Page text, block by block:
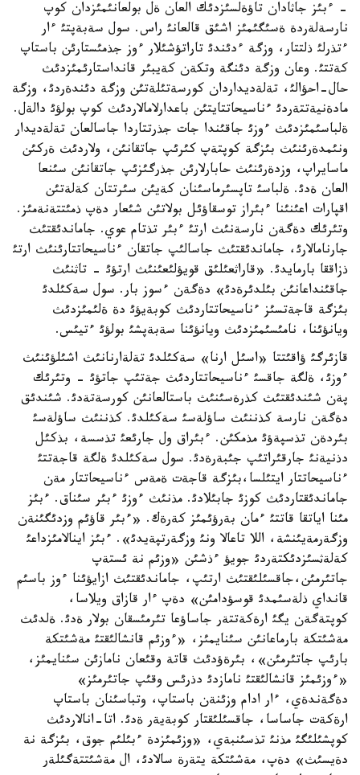
- ءبئز جاثادان تاؤةلسئزدئك العان ةل بولعانئمئزدان كوپ
نارسةلةردة ةسئگئمئز اشئق قالعانئ راس. سول سةبةپتئ ءار
ءتذرلئ ذلتتار، وزگة ءدئندئ تاراتؤشئلار ءوز جذمئستارئن باستاپ
كةتتئ. وعان وزگة دئنگة وتكةن كةيبئر قانداستارئمئزدئث
حال-احؤالئ، تةلةديداردان كورسةتئلةتئن وزگة دئندةردئ، وزگة
مادةنيةتتةردئ ءناسيحاتتايتئن باعدارلامالاردئث كوپ بولؤئ دالةل.
ةلباسئمئزدئث ءوزئ جاقئندا جات جذرتتاردا جاسالعان تةلةديدار
ونئمدةرئنئث بئزگة كوپتةپ كئرئپ جاتقانئن، ولاردئث ةركئن
ماسايراپ، وزدةرئنئث حابارلارئن جذرگئزئپ جاتقانئن سئنعا
العان ةدئ. ةلباسئ تاپسئرماسئنان كةيئن سئرتتان كةلةتئن
اقپارات اعئنئنا ءبئراز توسقاؤئل بولاتئن شئعار دةپ ذمئتتةنةمئز.
وتئرئك دةگةن نارسةنئث ارتئ ءبئر تذتام عوي. جاماندئقتئث
جارنامالارئ، جاماندئقتئث جاسالئپ جاتقان ءناسيحاتتارئنئث ارتئ
ذزاققا بارمايدئ. «قاراثعئلئق قويؤلئعئنئث ارتؤئ - تاثنئث
جاقئنداعانئن بئلدئرةدئ» دةگةن ءسوز بار. سول سةكئلدئ
بئزگة قاجةتسئز ءناسيحاتتاردئث كوبةيؤئ دة ةلئمئزدئث
ويانؤئنا، نامئسئمئزدئث ويانؤئنا سةبةپشئ بولؤئ ءتيئس.
قازئرگئ ؤاقئتتا «اسئل ارنا» سةكئلدئ تةلةارنانئث اشئلؤئنئث
ءوزئ، ةلگة جاقسئ ءناسيحاتتاردئث جةتئپ جاتؤئ - وتئرئك
پةن شئندئقتئث كذرةسئنئث باستالعانئن كورسةتةدئ. شئندئق
دةگةن نارسة كذننئث ساؤلةسئ سةكئلدئ. كذننئث ساؤلةسئ
بئردةن تذسپةؤئ مذمكئن. ءبئراق ول جارئعئ تذسسة، بذكئل
دذنيةنئ جارقئراتئپ جئبةرةدئ. سول سةكئلدئ ةلگة قاجةتتئ
ءناسيحاتتار ايتئلسا،بئزگة قاجةت ةمةس ءناسيحاتتار مةن
جاماندئقتاردئث كوزئ جابئلادئ. مذنئث ءوزئ ءبئر سئناق. ءبئز
مئنا اياتقا قاتتئ ءمان بةرؤئمئز كةرةك. «ءبئر قاؤئم وزدئگئنةن
وزگةرمةيئنشة، اللا تاعالا ونئ وزگةرتپةيدئ». ءبئز اينالامئزداعئ
كةلةثسئزدئكتةردئ جويؤ ءذشئن «وزئم نة ئستةپ
جاتئرمئن،جاقسئلئقتئث ارتئپ، جاماندئقتئث ازايؤئنا ءوز باسئم
قانداي ذلةسئمدئ قوسؤدامئن» دةپ ءار قازاق ويلاسا،
كوپتةگةن يگئ ارةكةتتةر جاساؤعا تئرمئسقان بولار ةدئ. ةلدئث
مةشئتكة بارماعانئن سئنايمئز، «ءوزئم قانشالئقتئ مةشئتكة
بارئپ جاتئرمئن»، بئرةؤدئث قاتة وقئعان نامازئن سئنايمئز،
«ءوزئمئز قانشالئقتئ نامازدئ دذرئس وقئپ جاتئرمئز»
دةگةندةي، ءار ادام وزئنةن باستاپ، وتباسئنان باستاپ
ارةكةت جاساسا، جاقسئلئقتار كوبةيةر ةدئ. اتا-انالاردئث
كوپشئلئگئ مذنئ تذسئنبةي، «وزئمئزدة ءبئلئم جوق، بئزگة نة
دةيسئث» دةپ، مةشئتكة يتةرة سالادئ، ال مةشئتتةگئلةر